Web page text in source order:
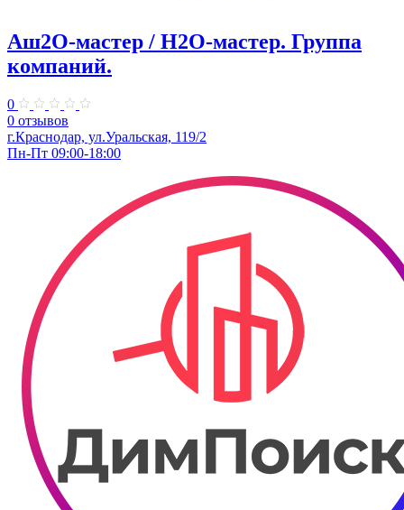
Аш2О-мастер / H2O-мастер. Группа
компаний.
0
0 отзывов
г.Краснодар, ул.Уральская, 119/2
Пн-Пт 09:00-18:00